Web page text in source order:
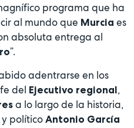
programa que ha
al mundo que Murcia es
absoluta entrega al
”.
adentrarse en los
del Ejecutivo regional,
a lo largo de la historia,
político Antonio García